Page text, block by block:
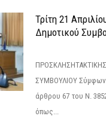
Τρίτη 21
Δημοτικού
ΣΥΜΒΟΥΛΙΟΥ
άρθρου 67 του Ν.
όπως...